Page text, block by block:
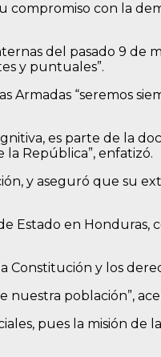
compromiso con la
del pasado 9 de
y puntuales”.
Armadas “seremos
es parte de la
República”, enfatizó.
y aseguró que su
Estado en Honduras,
Constitución y los
nuestra población”,
pues la misión de